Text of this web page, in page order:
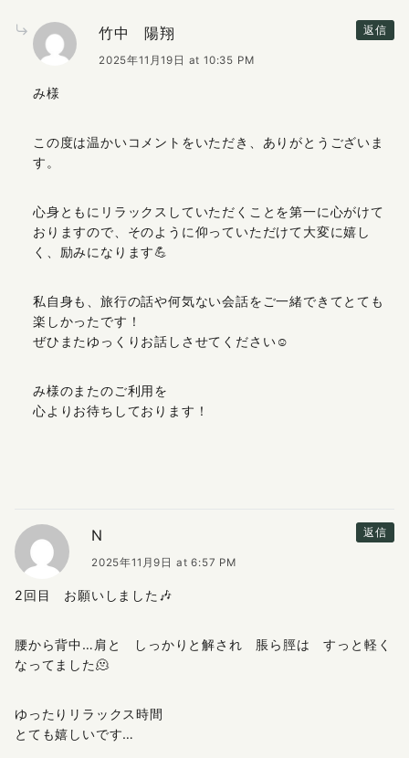
返信
竹中 陽翔
2025年11月19日 at 10:35 PM
み様
この度は温かいコメントをいただき、ありがとうございま
す。
心身ともにリラックスしていただくことを第一に心がけて
おりますので、そのように仰っていただけて大変に嬉し
く、励みになります💪
私自身も、旅行の話や何気ない会話をご一緒できてとても
楽しかったです！
ぜひまたゆっくりお話しさせてください☺️
み様のまたのご利用を
心よりお待ちしております！
返信
N
2025年11月9日 at 6:57 PM
2回目 お願いしました🎶
腰から背中…肩と しっかりと解され 脹ら脛は すっと軽く
なってました🫠
ゆったりリラックス時間
とても嬉しいです…